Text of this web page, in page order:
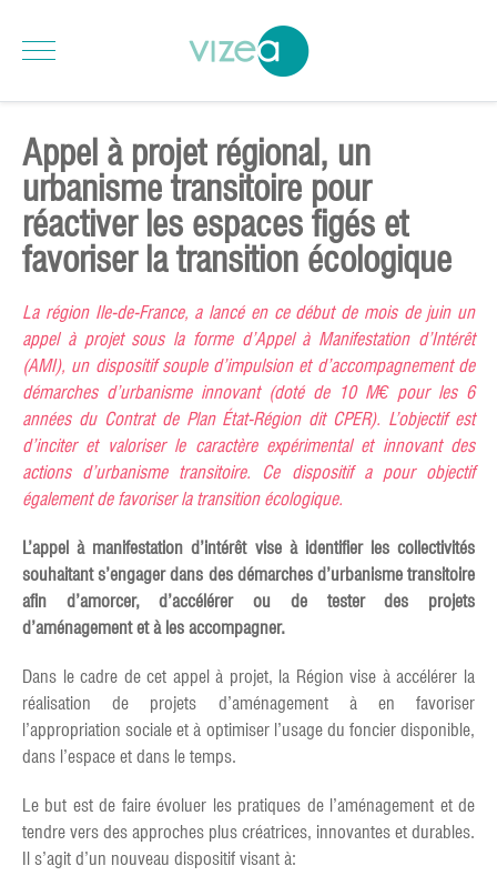
Appel à projet régional, un
urbanisme transitoire pour
réactiver les espaces figés et
favoriser la transition écologique
La région Ile-de-France, a lancé en ce début de mois de juin un
appel à projet sous la forme d’Appel à Manifestation d’Intérêt
(AMI), un dispositif souple d’impulsion et d’accompagnement de
démarches d’urbanisme innovant (doté de 10 M€ pour les 6
années du Contrat de Plan État-Région dit CPER). L’objectif est
d’inciter et valoriser le caractère expérimental et innovant des
actions d’urbanisme transitoire. Ce dispositif a pour objectif
également de favoriser la transition écologique.
L’appel à manifestation d’intérêt vise à identifier les collectivités
souhaitant s’engager dans des démarches d’urbanisme transitoire
afin d’amorcer, d’accélérer ou de tester des projets
d’aménagement et à les accompagner.
Dans le cadre de cet appel à projet, la Région vise à accélérer la
réalisation de projets d’aménagement à en favoriser
l’appropriation sociale et à optimiser l’usage du foncier disponible,
dans l’espace et dans le temps.
Le but est de faire évoluer les pratiques de l’aménagement et de
tendre vers des approches plus créatrices, innovantes et durables.
Il s’agit d’un nouveau dispositif visant à: